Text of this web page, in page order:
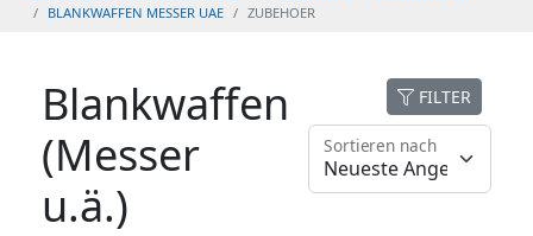
BLANKWAFFEN MESSER UAE
ZUBEHOER
Blankwaffen
(Messer
u.ä.)
FILTER
Sortieren nach